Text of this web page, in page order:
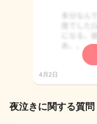
4月2日
夜泣きに関する質問